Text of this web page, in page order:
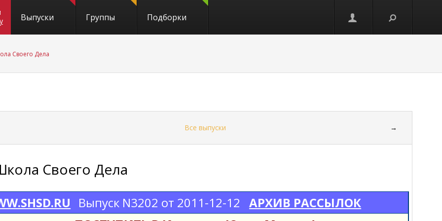
Выпуски Группы Подборки
Своего Дела
Все выпуски →
Своего Дела
Выпуск N3202 от 2011-12-12
АРХИВ РАССЫЛОК